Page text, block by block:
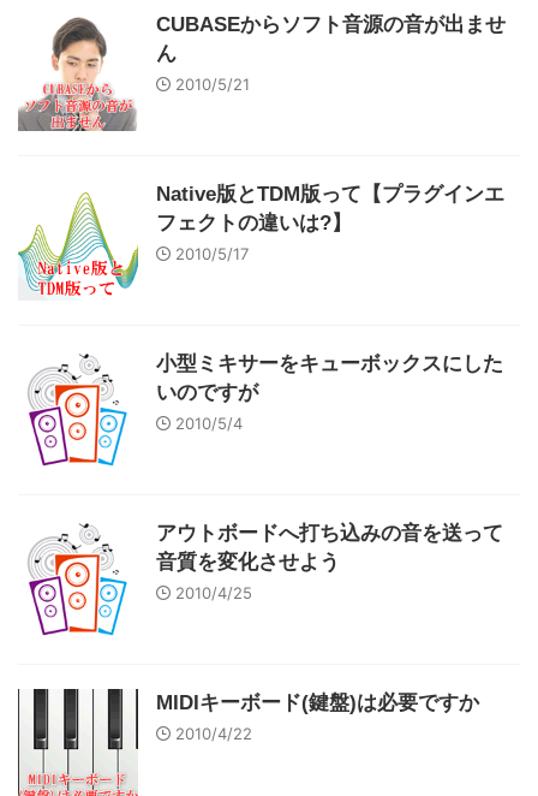
CUBASEからソフト音源の音が出ませ
ん
2010/5/21
Native版とTDM版って【プラグインエ
フェクトの違いは?】
2010/5/17
小型ミキサーをキューボックスにした
いのですが
2010/5/4
アウトボードへ打ち込みの音を送って
音質を変化させよう
2010/4/25
MIDIキーボード(鍵盤)は必要ですか
2010/4/22